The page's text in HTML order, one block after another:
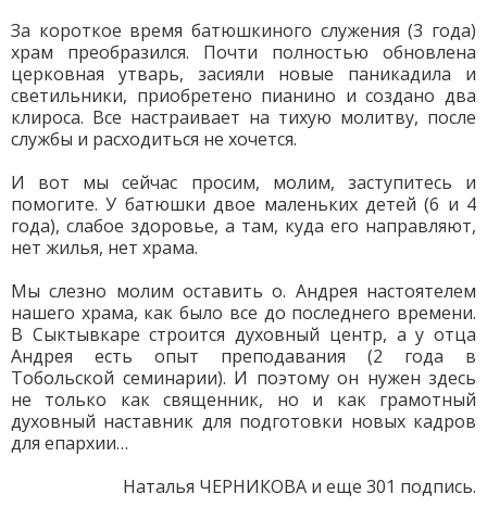
За короткое время батюшкиного служения (3 года)
храм преобразился. Почти полностью обновлена
церковная утварь, засияли новые паникадила и
светильники, приобретено пианино и создано два
клироса. Все настраивает на тихую молитву, после
службы и расходиться не хочется.
И вот мы сейчас просим, молим, заступитесь и
помогите. У батюшки двое маленьких детей (6 и 4
года), слабое здоровье, а там, куда его направляют,
нет жилья, нет храма.
Мы слезно молим оставить о. Андрея настоятелем
нашего храма, как было все до последнего времени.
В Сыктывкаре строится духовный центр, а у отца
Андрея есть опыт преподавания (2 года в
Тобольской семинарии). И поэтому он нужен здесь
не только как священник, но и как грамотный
духовный наставник для подготовки новых кадров
для епархии…
Наталья ЧЕРНИКОВА и еще 301 подпись.